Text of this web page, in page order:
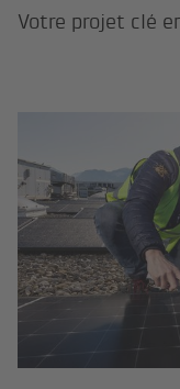
Votre projet clé